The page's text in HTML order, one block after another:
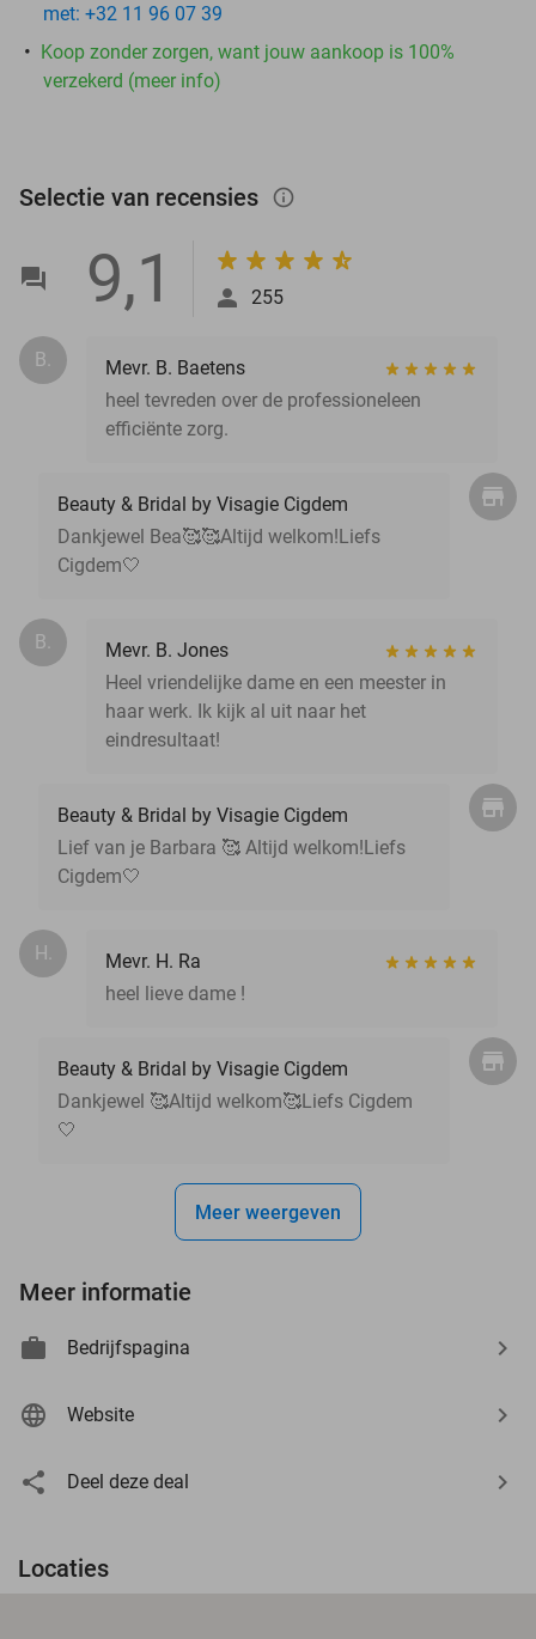
met: +32 11 96 07 39
Koop zonder zorgen, want jouw aankoop is 100%
verzekerd (meer info)
Selectie van recensies info_outlined
9,1 255
B.
Mevr. B. Baetens
heel tevreden over de professioneleen
efficiënte zorg.
Beauty & Bridal by Visagie Cigdem
Dankjewel Bea🥰🥰Altijd welkom!Liefs
Cigdem🤍
B.
Mevr. B. Jones
Heel vriendelijke dame en een meester in
haar werk. Ik kijk al uit naar het
eindresultaat!
Beauty & Bridal by Visagie Cigdem
Lief van je Barbara 🥰 Altijd welkom!Liefs
Cigdem🤍
H.
Mevr. H. Ra
heel lieve dame !
Beauty & Bridal by Visagie Cigdem
Dankjewel 🥰Altijd welkom🥰Liefs Cigdem
🤍
Meer weergeven
Meer informatie
Bedrijfspagina
Website
Deel deze deal
Locaties